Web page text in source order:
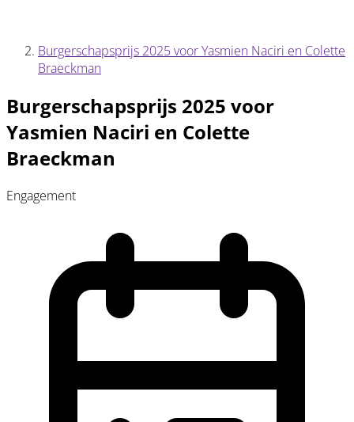
Burgerschapsprijs 2025 voor Yasmien Naciri en Colette
Braeckman
Burgerschapsprijs 2025 voor
Yasmien Naciri en Colette
Braeckman
Engagement